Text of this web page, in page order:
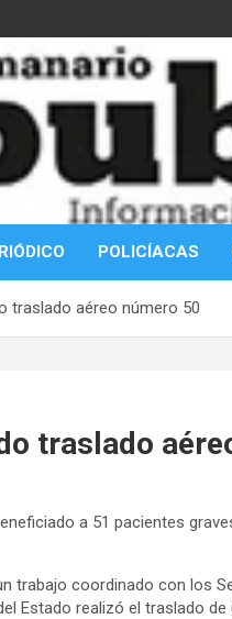
POLICÍACAS
traslado aéreo número 50
traslado
a 51 pacientes
trabajo coordinado con los
Estado realizó el traslado